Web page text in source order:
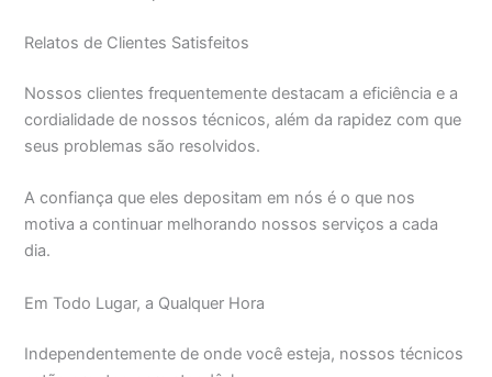
Relatos de Clientes Satisfeitos
Nossos clientes frequentemente destacam a eficiência e a
cordialidade de nossos técnicos, além da rapidez com que
seus problemas são resolvidos.
A confiança que eles depositam em nós é o que nos
motiva a continuar melhorando nossos serviços a cada
dia.
Em Todo Lugar, a Qualquer Hora
Independentemente de onde você esteja, nossos técnicos